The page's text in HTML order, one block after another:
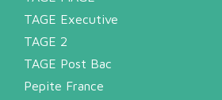
TAGE Executive
TAGE 2
TAGE Post Bac
Pepite France